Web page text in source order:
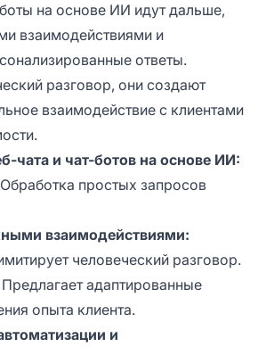
на основе ИИ идут дальше,
взаимодействиями и
ответы.
разговор, они создают
взаимодействие с клиентами
чата и чат-ботов на основе ИИ:
Обработка простых запросов
взаимодействиями:
человеческий разговор.
Предлагает адаптированные
опыта клиента.
и